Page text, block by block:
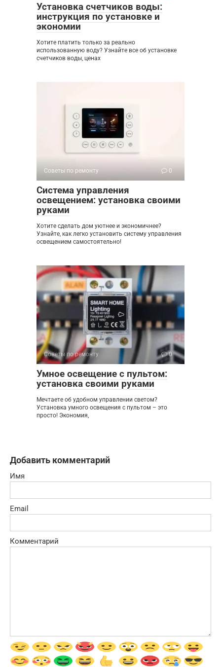
Установка счетчиков воды:
инструкция по установке и
экономии
Хотите платить только за реально
использованную воду? Узнайте все об установке
счетчиков воды, ценах
Советы по ремонту 0
Система управления
освещением: установка своими
руками
Хотите сделать дом уютнее и экономичнее?
Узнайте, как легко установить систему управления
освещением самостоятельно!
Советы по ремонту 0
Умное освещение с пультом:
установка своими руками
Мечтаете об удобном управлении светом?
Установка умного освещения с пультом – это
просто! Экономия,
Добавить комментарий
Имя
Email
Комментарий